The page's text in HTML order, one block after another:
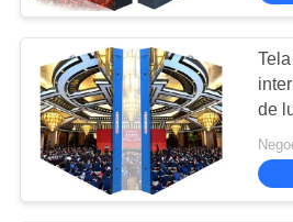
Ecrã de
de
de